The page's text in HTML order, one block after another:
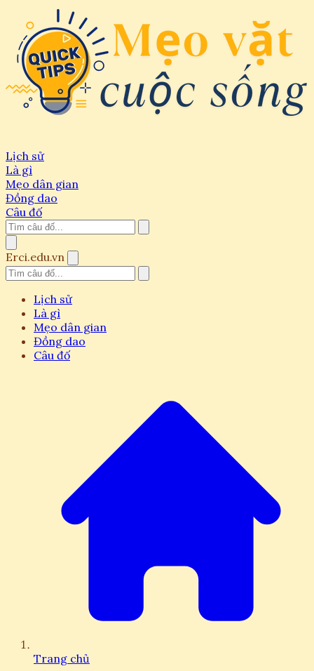
Lịch sử
Là gì
Mẹo dân gian
Đồng dao
Câu đố
Erci.edu.vn
Lịch sử
Là gì
Mẹo dân gian
Đồng dao
Câu đố
Trang chủ